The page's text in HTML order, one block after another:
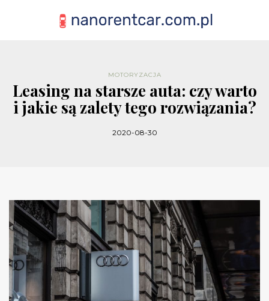
MOTORYZACJA
Leasing na starsze auta: czy warto
i jakie są zalety tego rozwiązania?
2020-08-30